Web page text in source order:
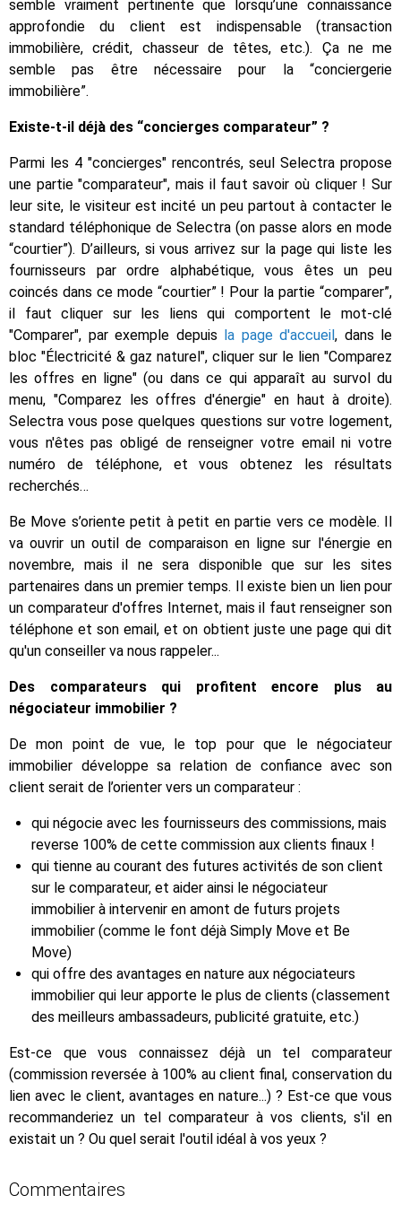
semble vraiment pertinente que lorsqu’une connaissance
approfondie du client est indispensable (transaction
immobilière, crédit, chasseur de têtes, etc.). Ça ne me
semble pas être nécessaire pour la “conciergerie
immobilière”.
Existe-t-il déjà des “concierges comparateur” ?
Parmi les 4 "concierges" rencontrés, seul Selectra propose
une partie "comparateur", mais il faut savoir où cliquer ! Sur
leur site, le visiteur est incité un peu partout à contacter le
standard téléphonique de Selectra (on passe alors en mode
“courtier”). D’ailleurs, si vous arrivez sur la page qui liste les
fournisseurs par ordre alphabétique, vous êtes un peu
coincés dans ce mode “courtier” ! Pour la partie “comparer”,
il faut cliquer sur les liens qui comportent le mot-clé
"Comparer", par exemple depuis la page d'accueil, dans le
bloc "Électricité & gaz naturel", cliquer sur le lien "Comparez
les offres en ligne" (ou dans ce qui apparaît au survol du
menu, "Comparez les offres d'énergie" en haut à droite).
Selectra vous pose quelques questions sur votre logement,
vous n'êtes pas obligé de renseigner votre email ni votre
numéro de téléphone, et vous obtenez les résultats
recherchés…
Be Move s’oriente petit à petit en partie vers ce modèle. Il
va ouvrir un outil de comparaison en ligne sur l'énergie en
novembre, mais il ne sera disponible que sur les sites
partenaires dans un premier temps. Il existe bien un lien pour
un comparateur d'offres Internet, mais il faut renseigner son
téléphone et son email, et on obtient juste une page qui dit
qu'un conseiller va nous rappeler...
Des comparateurs qui profitent encore plus au
négociateur immobilier ?
De mon point de vue, le top pour que le négociateur
immobilier développe sa relation de confiance avec son
client serait de l’orienter vers un comparateur :
qui négocie avec les fournisseurs des commissions, mais
reverse 100% de cette commission aux clients finaux !
qui tienne au courant des futures activités de son client
sur le comparateur, et aider ainsi le négociateur
immobilier à intervenir en amont de futurs projets
immobilier (comme le font déjà Simply Move et Be
Move)
qui offre des avantages en nature aux négociateurs
immobilier qui leur apporte le plus de clients (classement
des meilleurs ambassadeurs, publicité gratuite, etc.)
Est-ce que vous connaissez déjà un tel comparateur
(commission reversée à 100% au client final, conservation du
lien avec le client, avantages en nature...) ? Est-ce que vous
recommanderiez un tel comparateur à vos clients, s'il en
existait un ? Ou quel serait l'outil idéal à vos yeux ?
Commentaires